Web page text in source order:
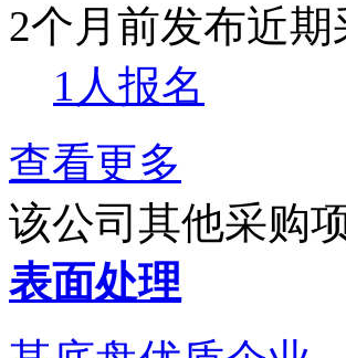
2个月前发布近期
1人报名
查看更多
该公司其他采购
表面处理